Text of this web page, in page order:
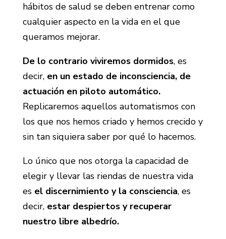
hábitos de salud se deben entrenar como
cualquier aspecto en la vida en el que
queramos mejorar.
De lo contrario viviremos dormidos, es
decir, en un estado de inconsciencia, de
actuación en piloto automático.
Replicaremos aquellos automatismos con
los que nos hemos criado y hemos crecido y
sin tan siquiera saber por qué lo hacemos.
Lo único que nos otorga la capacidad de
elegir y llevar las riendas de nuestra vida
es el discernimiento y la consciencia, es
decir, estar despiertos y recuperar
nuestro libre albedrío.